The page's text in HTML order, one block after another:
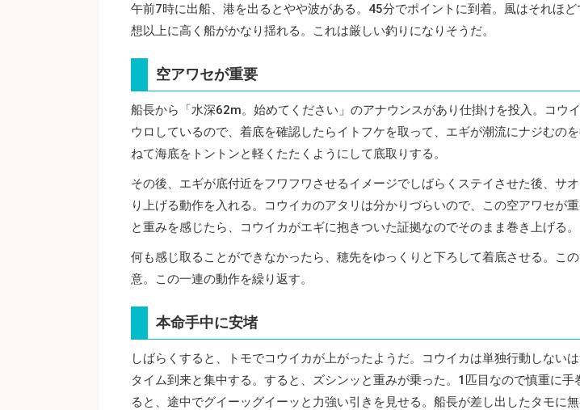
午前7時に出船、港を出るとやや波がある。45分でポイントに到着。風はそれほ
想以上に高く船がかなり揺れる。これは厳しい釣りになりそうだ。
空アワセが重要
船長から「水深62m。始めてください」のアナウンスがあり仕掛けを投入。コウ
ウロしているので、着底を確認したらイトフケを取って、エギが潮流にナジむの
ねて海底をトントンと軽くたたくようにして底取りする。
その後、エギが底付近をフワフワさせるイメージでしばらくステイさせた後、サ
り上げる動作を入れる。コウイカのアタリは分かりづらいので、この空アワセが
と重みを感じたら、コウイカがエギに抱きついた証拠なのでそのまま巻き上げる。
何も感じ取ることができなかったら、穂先をゆっくりと下ろして着底させる。こ
意。この一連の動作を繰り返す。
本命手中に安堵
しばらくすると、トモでコウイカが上がったようだ。コウイカは単独行動しない
タイム到来と集中する。すると、ズシンッと重みが乗った。1匹目なので慎重に手
ると、途中でグイーッグイーッと力強い引きを見せる。船長が差し出したタモに